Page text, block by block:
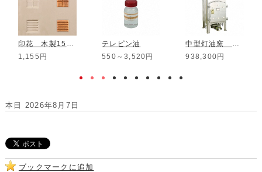
1,155円
テレピン油
550～3,520円
938,300円
本日 2026年8月7日
ブックマークに追加